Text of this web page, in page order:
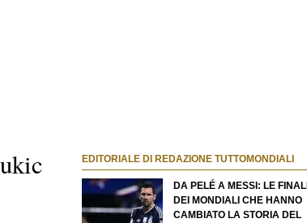
EDITORIALE DI REDAZIONE TUTTOMONDIALI
DA PELÉ A MESSI: LE FINALI
DEI MONDIALI CHE HANNO
CAMBIATO LA STORIA DEL